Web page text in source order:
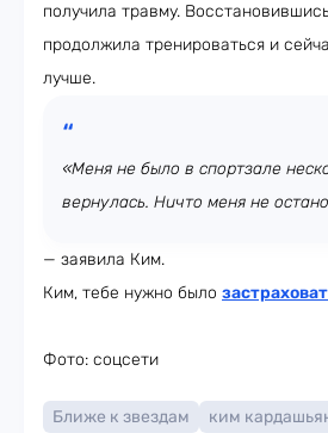
получила травму.
продолжила тренироваться и
лучше.
«Меня не было в спортзале
вернулась. Ничто меня не
— заявила Ким.
Ким, тебе нужно было
Фото: соцсети
Ближе к звездам ким